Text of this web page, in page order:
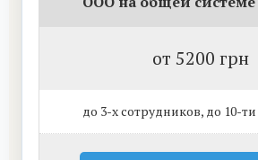
от 5200 грн
до 3-х сотрудников, до 10-